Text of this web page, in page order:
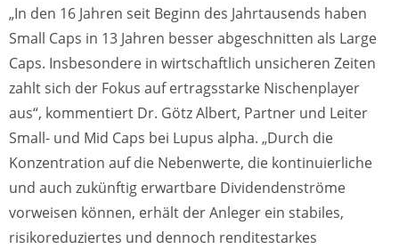
„In den 16 Jahren seit Beginn des Jahrtausends haben
Small Caps in 13 Jahren besser abgeschnitten als Large
Caps. Insbesondere in wirtschaftlich unsicheren Zeiten
zahlt sich der Fokus auf ertragsstarke Nischenplayer
aus“, kommentiert Dr. Götz Albert, Partner und Leiter
Small- und Mid Caps bei Lupus alpha. „Durch die
Konzentration auf die Nebenwerte, die kontinuierliche
und auch zukünftig erwartbare Dividendenströme
vorweisen können, erhält der Anleger ein stabiles,
risikoreduziertes und dennoch renditestarkes